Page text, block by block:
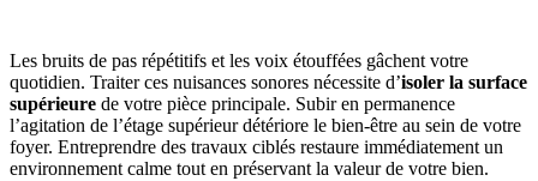
Les bruits de pas répétitifs et les voix étouffées gâchent votre
quotidien. Traiter ces nuisances sonores nécessite d’isoler la surface
supérieure de votre pièce principale. Subir en permanence
l’agitation de l’étage supérieur détériore le bien-être au sein de votre
foyer. Entreprendre des travaux ciblés restaure immédiatement un
environnement calme tout en préservant la valeur de votre bien.